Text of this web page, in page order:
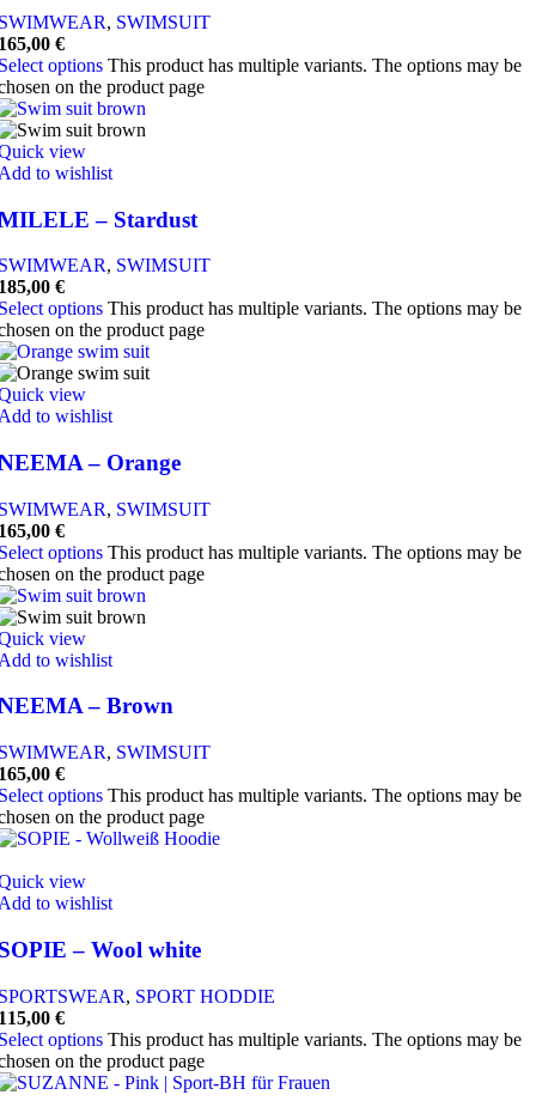
, SWIMSUIT
€
options This product has multiple variants. The options may be
on the product page
view
to wishlist
– Stardust
, SWIMSUIT
€
options This product has multiple variants. The options may be
on the product page
view
to wishlist
– Orange
, SWIMSUIT
€
options This product has multiple variants. The options may be
on the product page
view
to wishlist
– Brown
, SWIMSUIT
€
options This product has multiple variants. The options may be
on the product page
view
to wishlist
– Wool white
, SPORT HODDIE
€
options This product has multiple variants. The options may be
on the product page